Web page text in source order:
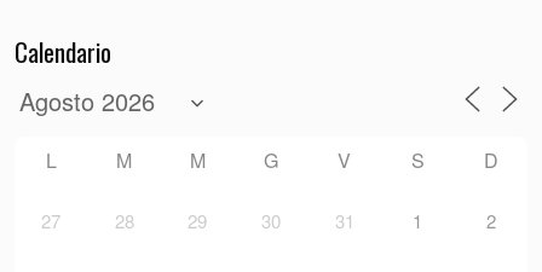
Calendario
L M M G V S D
27 28 29 30 31 1 2